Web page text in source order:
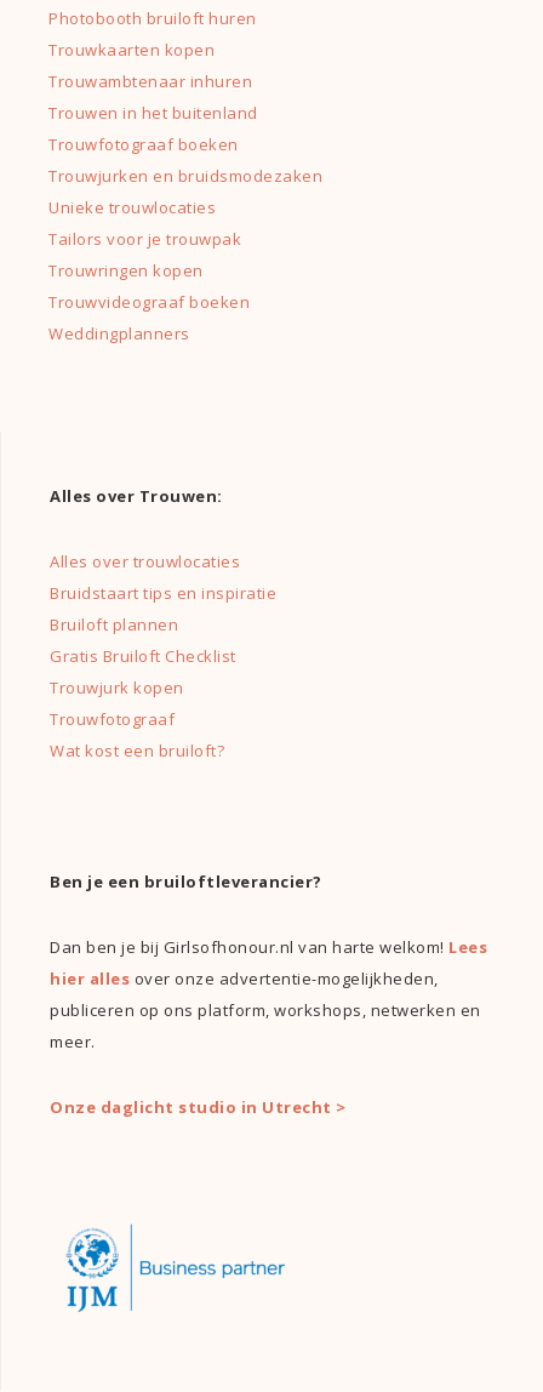
Photobooth bruiloft huren
Trouwkaarten kopen
Trouwambtenaar inhuren
Trouwen in het buitenland
Trouwfotograaf boeken
Trouwjurken en bruidsmodezaken
Unieke trouwlocaties
Tailors voor je trouwpak
Trouwringen kopen
Trouwvideograaf boeken
Weddingplanners
Alles over Trouwen:
Alles over trouwlocaties
Bruidstaart tips en inspiratie
Bruiloft plannen
Gratis Bruiloft Checklist
Trouwjurk kopen
Trouwfotograaf
Wat kost een bruiloft?
Ben je een bruiloftleverancier?
Dan ben je bij Girlsofhonour.nl van harte welkom! Lees
hier alles over onze advertentie-mogelijkheden,
publiceren op ons platform, workshops, netwerken en
meer.
Onze daglicht studio in Utrecht >